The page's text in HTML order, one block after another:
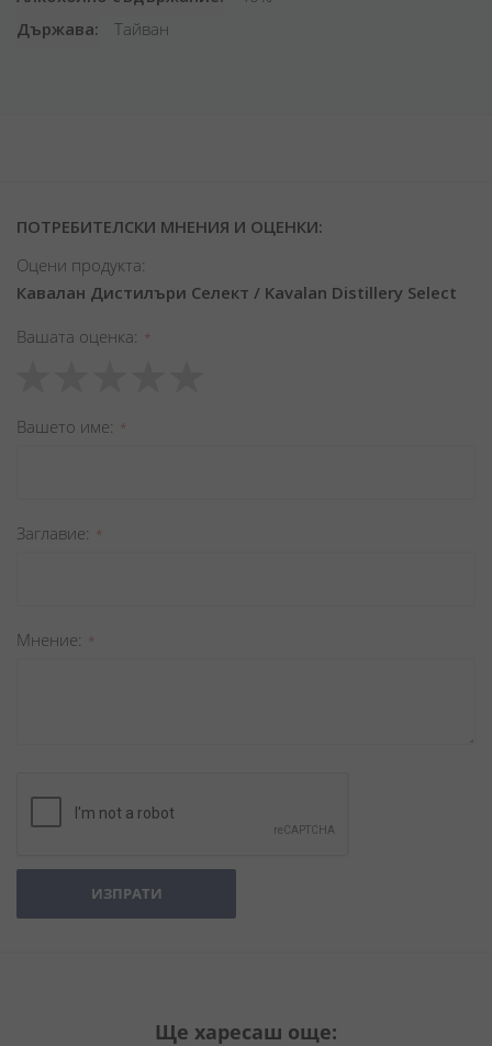
Държава
Тайван
ПОТРЕБИТЕЛСКИ МНЕНИЯ И ОЦЕНКИ:
Оцени продукта:
Кавалан Дистилъри Селект / Kavalan Distillery Select
Вашата оценка
star
stars
stars
stars
stars
Вашето име
Заглавиe
Мнение
ИЗПРАТИ
Ще харесаш още: